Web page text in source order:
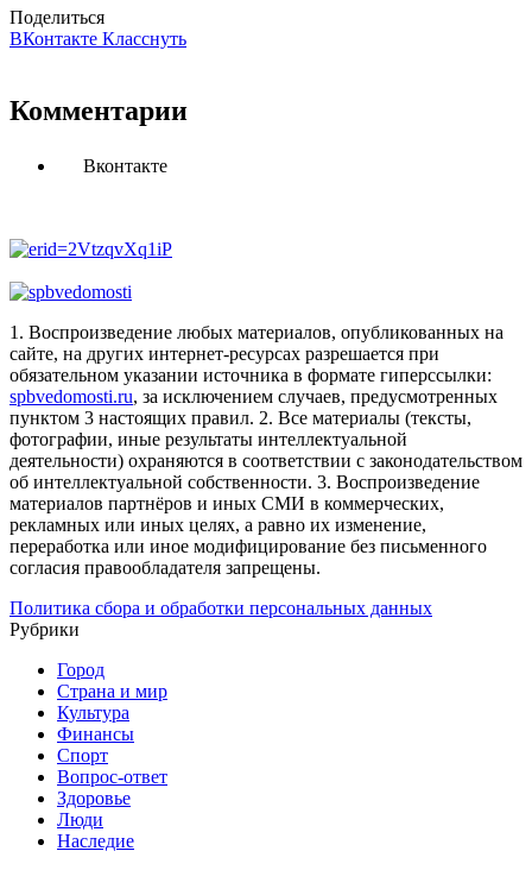
Поделиться
ВКонтакте Класснуть
Комментарии
Вконтакте
1. Воспроизведение любых материалов, опубликованных на
сайте, на других интернет-ресурсах разрешается при
обязательном указании источника в формате гиперссылки:
spbvedomosti.ru, за исключением случаев, предусмотренных
пунктом 3 настоящих правил. 2. Все материалы (тексты,
фотографии, иные результаты интеллектуальной
деятельности) охраняются в соответствии с законодательством
об интеллектуальной собственности. 3. Воспроизведение
материалов партнёров и иных СМИ в коммерческих,
рекламных или иных целях, а равно их изменение,
переработка или иное модифицирование без письменного
согласия правообладателя запрещены.
Политика сбора и обработки персональных данных
Рубрики
Город
Страна и мир
Культура
Финансы
Спорт
Вопрос-ответ
Здоровье
Люди
Наследие